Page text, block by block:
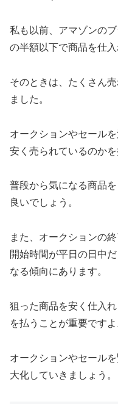
私も以前、アマゾンの
の半額以下で商品を仕入
そのときは、たくさん
ました。
オークションやセール
安く売られているのか
普段から気になる商品
良いでしょう。
また、オークションの
開始時間が平日の日中
なる傾向にあります。
狙った商品を安く仕入
を払うことが重要ですよ
オークションやセール
大化していきましょう。